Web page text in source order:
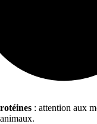
: attention aux